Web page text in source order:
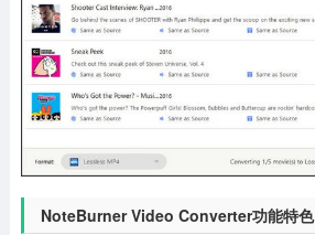
NoteBurner Video Converter功能特色